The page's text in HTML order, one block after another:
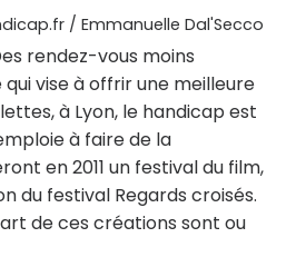
/ Emmanuelle Dal'Secco
rendez-vous moins
vise à offrir une meilleure
à Lyon, le handicap est
à faire de la
en 2011 un festival du film,
du festival Regards croisés.
de ces créations sont ou